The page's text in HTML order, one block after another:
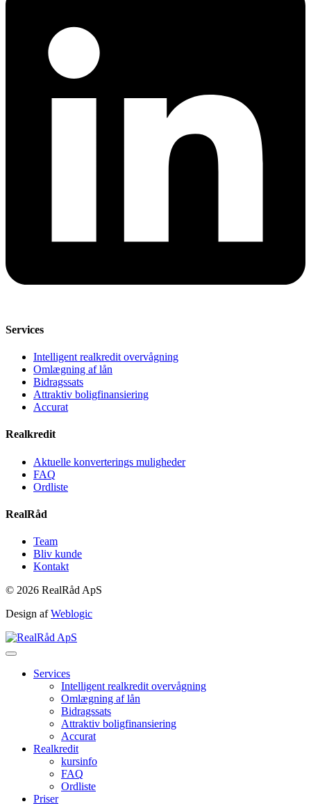
Services
Intelligent realkredit overvågning
Omlægning af lån
Bidragssats
Attraktiv boligfinansiering
Accurat
Realkredit
Aktuelle konverterings muligheder
FAQ
Ordliste
RealRåd
Team
Bliv kunde
Kontakt
© 2026 RealRåd ApS
Design afWeblogic
Services
Intelligent realkredit overvågning
Omlægning af lån
Bidragssats
Attraktiv boligfinansiering
Accurat
Realkredit
kursinfo
FAQ
Ordliste
Priser